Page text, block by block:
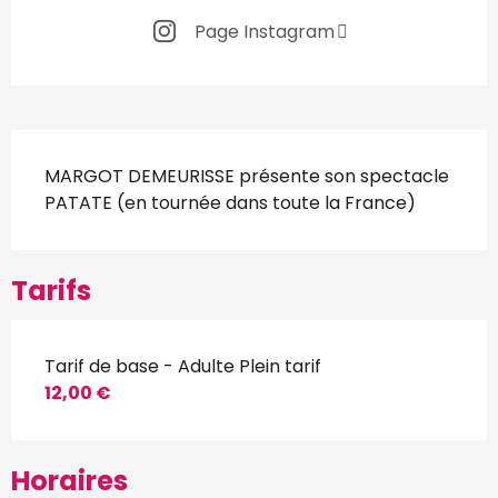
Page Instagram
Description
MARGOT DEMEURISSE présente son spectacle
PATATE (en tournée dans toute la France)
Tarifs
Tarif de base - Adulte Plein tarif
12,00 €
Horaires